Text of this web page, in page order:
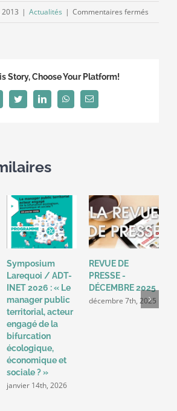
| Actualités | Commentaires fermés
Story, Choose Your Platform!
TwitterLinkedInWhatsAppEmail
Symposium
Larequoi / ADT-
INET 2026 : « Le
manager public
territorial, acteur
engagé de la
bifurcation
écologique,
économique et
sociale ? »
janvier 14th, 2026
REVUE DE
PRESSE -
DÉCEMBRE 2025
décembre 7th, 2025